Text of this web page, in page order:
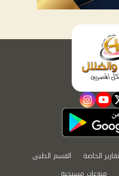
youtube
instagram
الخاصة
القسم الطبي